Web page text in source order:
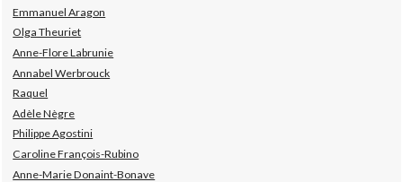
Emmanuel Aragon
Olga Theuriet
Anne-Flore Labrunie
Annabel Werbrouck
Raquel
Adèle Nègre
Philippe Agostini
Caroline François-Rubino
Anne-Marie Donaint-Bonave